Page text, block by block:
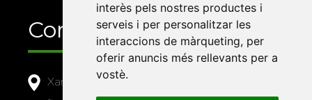
interès pels nostres productes i
serveis i per personalitzar les
interaccions de màrqueting, per
oferir anuncis més rellevants per a
vostè.
Contacte
Xarxa Vives d'Universitats